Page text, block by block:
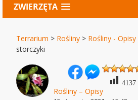
ZWIERZĘTA
Terrarium > Rośliny > Rośliny - Opisy
storczyki
4137
Rośliny – Opisy